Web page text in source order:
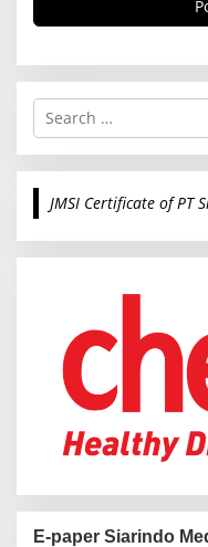
S
r
c
o
JMSI Certificate of PT
E-paper Siarindo